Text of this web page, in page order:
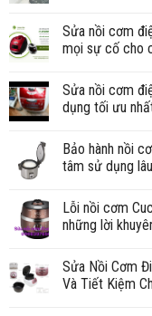
Sửa nồi cơm
mọi sự cố cho
Sửa nồi cơm
dụng tối ưu
Bảo hành nồi
tâm sử dụng
Lỗi nồi cơm
những lời
Sửa Nồi Cơm
Và Tiết Kiệm